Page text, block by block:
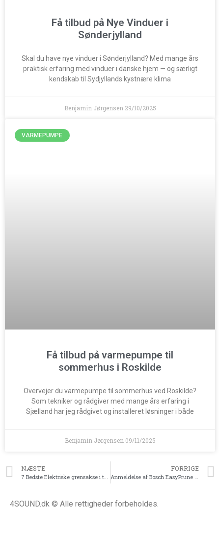
Få tilbud på Nye Vinduer i
Sønderjylland
Skal du have nye vinduer i Sønderjylland? Med mange års
praktisk erfaring med vinduer i danske hjem — og særligt
kendskab til Sydjyllands kystnære klima
Benjamin Jørgensen 29/10/2025
VARMEPUMPE
Få tilbud på varmepumpe til
sommerhus i Roskilde
Overvejer du varmepumpe til sommerhus ved Roskilde?
Som tekniker og rådgiver med mange års erfaring i
Sjælland har jeg rådgivet og installeret løsninger i både
Benjamin Jørgensen 09/11/2025
NÆSTE
7 Bedste Elektriske grensakse i test
FORRIGE
Anmeldelse af Bosch EasyPrune (1×1.5Ah)
4SOUND.dk © Alle rettigheder forbeholdes.